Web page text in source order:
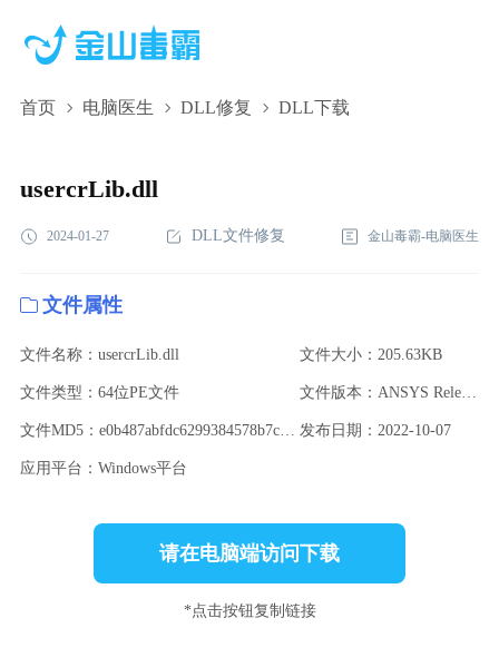
首页 电脑医生 DLL修复 DLL下载
usercrLib.dll,usercrLib.dll下载,usercrLib.dll修复
usercrLib.dll
2024-01-27 DLL文件修复 金山毒霸-电脑医生
文件属性
文件名称：usercrLib.dll 文件大小：205.63KB
文件类型：64位PE文件 文件版本：ANSYS Release 22.1
文件MD5：e0b487abfdc6299384578b7c02be621a 发布日期：2022-10-07
应用平台：Windows平台
请在电脑端访问下载
*点击按钮复制链接